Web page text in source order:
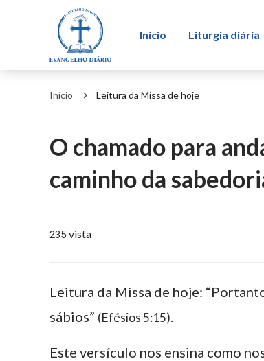
Início Liturgia diária
Início Leitura da Missa de hoje
O chamado para
caminho da
235 vista
Leitura da Missa de hoje:
sábios” (Efésios 5:15).
Este versículo nos ensina como